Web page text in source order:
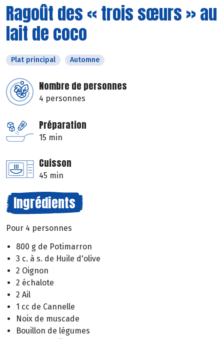
Ragoût des « trois sœurs » au
lait de coco
Plat principal Automne
Nombre de personnes
4 personnes
Préparation
15 min
Cuisson
45 min
Ingrédients
Pour 4 personnes
800 g de Potimarron
3 c. à s. de Huile d'olive
2 Oignon
2 échalote
2 Ail
1 cc de Cannelle
Noix de muscade
Bouillon de légumes